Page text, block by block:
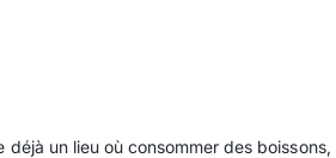
un lieu où consommer des boissons,